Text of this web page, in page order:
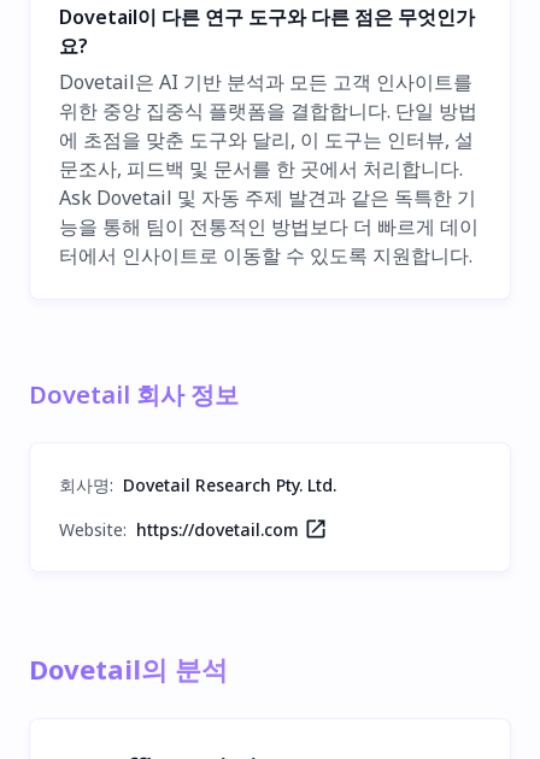
Dovetail이 다른 연구 도구와 다른 점은 무엇인가
요?
Dovetail은 AI 기반 분석과 모든 고객 인사이트를
위한 중앙 집중식 플랫폼을 결합합니다. 단일 방법
에 초점을 맞춘 도구와 달리, 이 도구는 인터뷰, 설
문조사, 피드백 및 문서를 한 곳에서 처리합니다.
Ask Dovetail 및 자동 주제 발견과 같은 독특한 기
능을 통해 팀이 전통적인 방법보다 더 빠르게 데이
터에서 인사이트로 이동할 수 있도록 지원합니다.
Dovetail 회사 정보
회사명: Dovetail Research Pty. Ltd.
Website: https://dovetail.com
Dovetail의 분석